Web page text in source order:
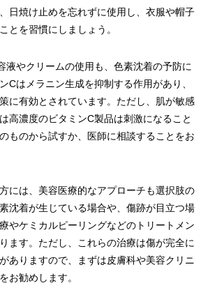
日焼け止めを忘れずに使用し、衣服や帽子
とを習慣にしましょう。
液やクリームの使用も、色素沈着の予防に
Cはメラニン生成を抑制する作用があり、
に有効とされています。ただし、肌が敏感
高濃度のビタミンC製品は刺激になること
ものから試すか、医師に相談することをお
には、美容医療的なアプローチも選択肢の
沈着が生じている場合や、傷跡が目立つ場
やケミカルピーリングなどのトリートメン
ます。ただし、これらの治療は傷が完全に
ありますので、まずは皮膚科や美容クリニ
お勧めします。